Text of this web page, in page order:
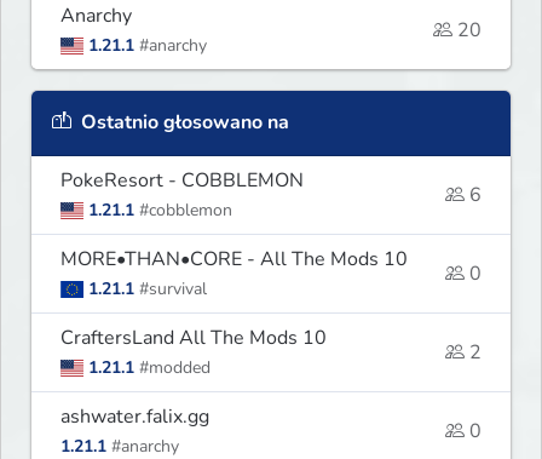
Anarchy
1.21.1 #anarchy
20
Ostatnio głosowano na
PokeResort - COBBLEMON
1.21.1 #cobblemon
6
MORE•THAN•CORE - All The Mods 10
1.21.1 #survival
0
CraftersLand All The Mods 10
1.21.1 #modded
2
ashwater.falix.gg
1.21.1 #anarchy
0